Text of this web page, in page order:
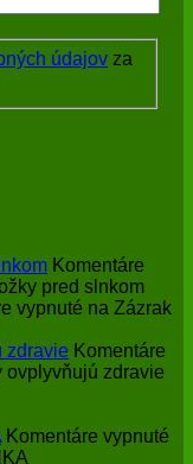
údajov za
Komentáre
pred slnkom
vypnuté na Zázrak
zdravie Komentáre
ovplyvňujú zdravie
Komentáre vypnuté